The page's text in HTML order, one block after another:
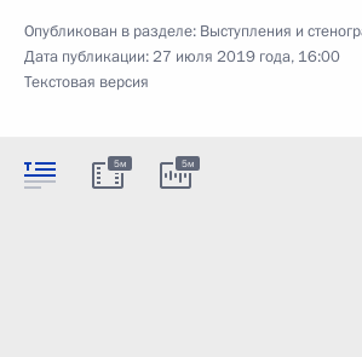
Опубликован в разделе: Выступления и
Дата публикации:27 июля 2019 года, 16:00
Текстовая версия
5м 5м